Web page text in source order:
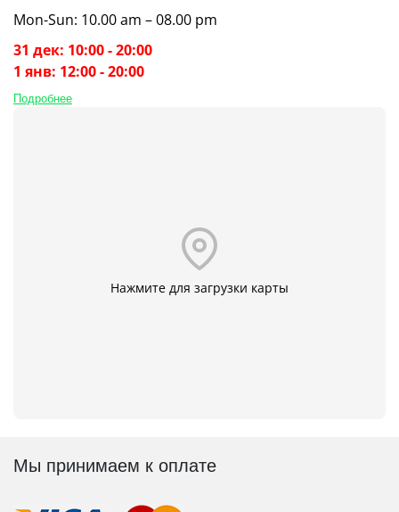
Mon-Sun: 10.00 am – 08.00 pm
31 дек: 10:00 - 20:00
1 янв: 12:00 - 20:00
Подробнее
Нажмите для загрузки карты
Мы принимаем к оплате